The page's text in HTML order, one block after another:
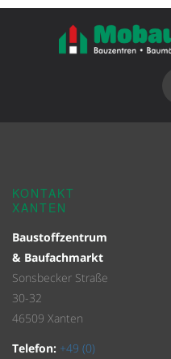
KONTAKT
XANTEN
Baustoffzentrum
& Baufachmarkt
Sonsbecker Straße
30-32
46509 Xanten
Telefon: +49 (0)